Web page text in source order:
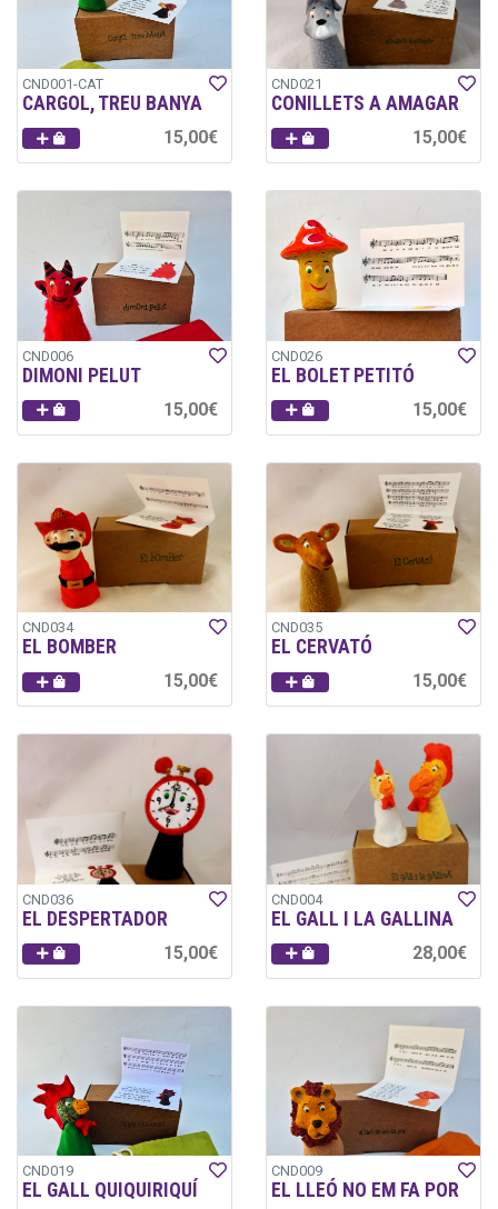
CND001-CAT
CARGOL, TREU BANYA
15,00€
CND021
CONILLETS A AMAGAR
15,00€
CND006
DIMONI PELUT
15,00€
CND026
EL BOLET PETITÓ
15,00€
CND034
EL BOMBER
15,00€
CND035
EL CERVATÓ
15,00€
CND036
EL DESPERTADOR
15,00€
CND004
EL GALL I LA GALLINA
28,00€
CND019
EL GALL QUIQUIRIQUÍ
CND009
EL LLEÓ NO EM FA POR